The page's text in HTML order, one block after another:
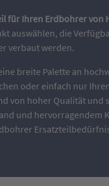
für Ihren Erdbohrer
auswählen, die
verbaut werden.
breite Palette an
oder einfach nur
von hoher Qualität
und hervorragendem